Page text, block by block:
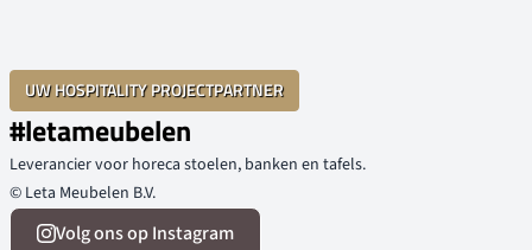
UW HOSPITALITY PROJECTPARTNER
#letameubelen
Leverancier voor horeca stoelen, banken en tafels.
© Leta Meubelen B.V.
Volg ons op Instagram